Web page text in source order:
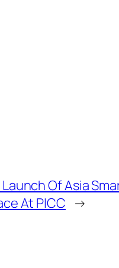
Of Asia
At PICC →